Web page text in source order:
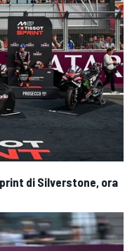
di Silverstone, ora